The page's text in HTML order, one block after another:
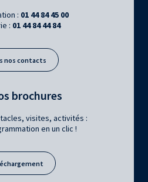
: 01 44 84 45 00
: 01 44 84 44 84
nos contacts
brochures
visites, activités :
en un clic !